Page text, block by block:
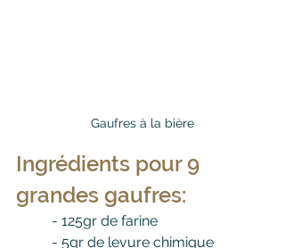
Gaufres à la bière
Ingrédients pour 9
grandes gaufres:
	-
125gr de farine
	-
5gr de levure chimique